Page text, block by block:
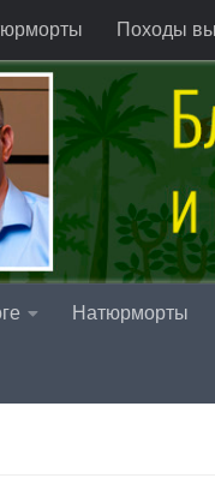
Походы
Натюрморты